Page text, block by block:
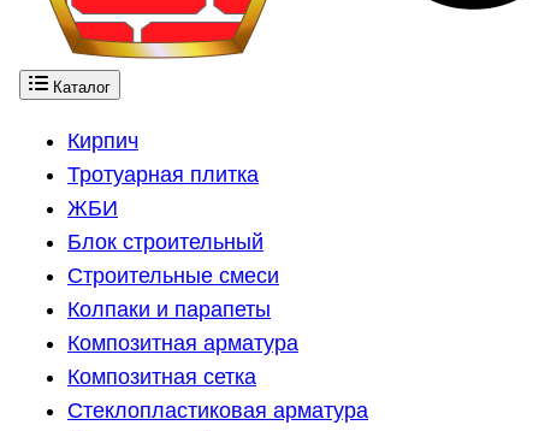
Каталог
Кирпич
Тротуарная плитка
ЖБИ
Блок строительный
Строительные смеси
Колпаки и парапеты
Композитная арматура
Композитная сетка
Стеклопластиковая арматура